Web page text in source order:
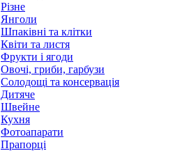
Різне
Янголи
Шпаківні та клітки
Квіти та листя
Фрукти і ягоди
Овочі, гриби, гарбузи
Солодощі та консервація
Дитяче
Швейне
Кухня
Фотоапарати
Прапорці